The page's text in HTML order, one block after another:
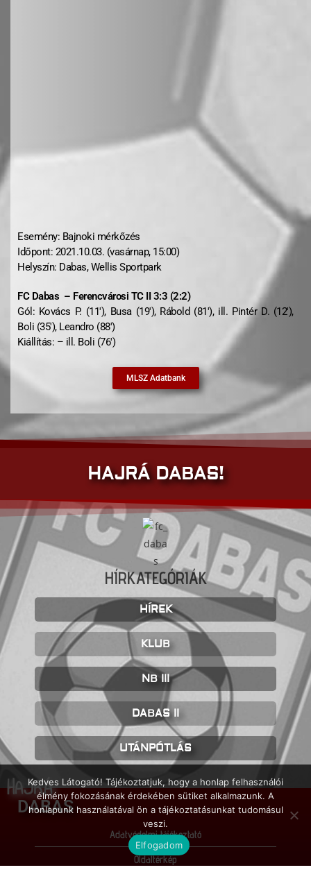
Esemény: Bajnoki mérkőzés
Időpont: 2021.10.03. (vasárnap, 15:00)
Helyszín: Dabas, Wellis Sportpark
FC Dabas – Ferencvárosi TC II 3:3 (2:2)
Gól: Kovács P. (11′), Busa (19′), Rábold (81′), ill. Pintér D. (12′),
Boli (35′), Leandro (88′)
Kiállítás: – ill. Boli (76′)
MLSZ Adatbank
HAJRÁ DABAS!
HÍRKATEGÓRIÁK
HÍREK
KLUB
NB III
DABAS II
UTÁNPÓTLÁS
HAJRÁ
DABAS
Adatvédelmi tájékoztató
Oldaltérkép
Kedves Látogató! Tájékoztatjuk, hogy a honlap felhasználói
élmény fokozásának érdekében sütiket alkalmazunk. A
honlapunk használatával ön a tájékoztatásunkat tudomásul
veszi.
Elfogadom